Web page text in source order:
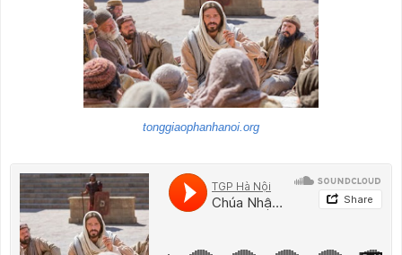
tonggiaophanhanoi.org